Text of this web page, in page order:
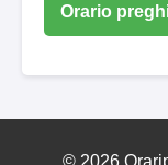
Orario
© 2026